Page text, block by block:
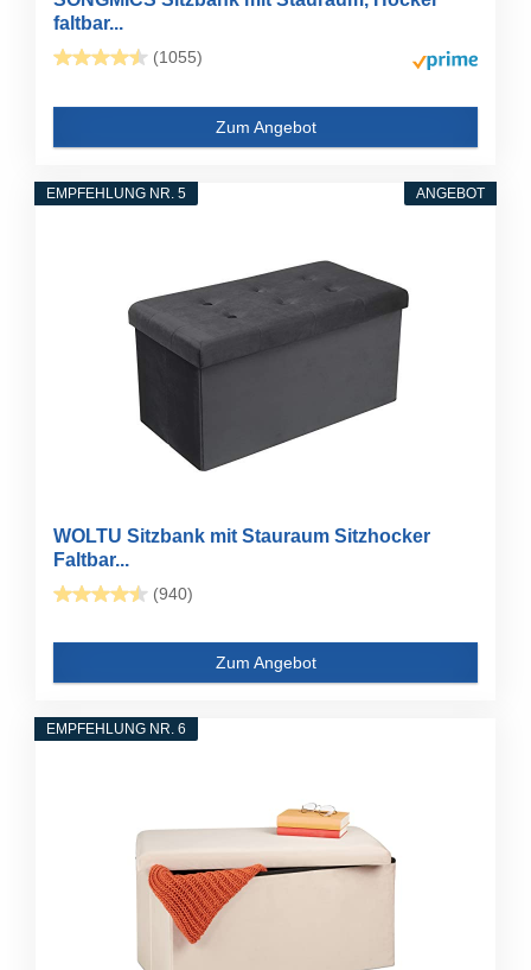
faltbar...
(1055)
Zum Angebot
ANGEBOT
EMPFEHLUNG NR. 5
WOLTU Sitzbank mit Stauraum Sitzhocker
Faltbar...
(940)
Zum Angebot
EMPFEHLUNG NR. 6